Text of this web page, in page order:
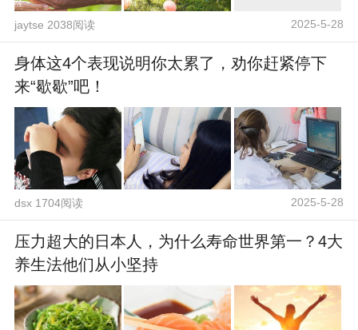
jaytse 2038阅读 2025-5-28
身体这4个表现说明你太累了，劝你赶紧停下
来“歇歇”吧！
dsx 1704阅读 2025-5-28
压力超大的日本人，为什么寿命世界第一？4大
养生法他们从小坚持